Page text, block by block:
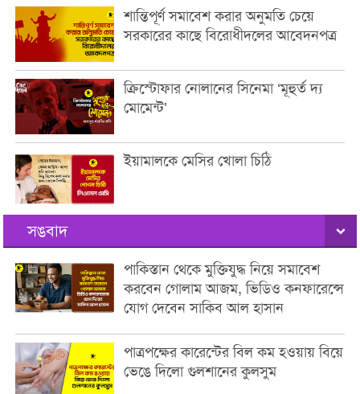
শান্তিপূর্ণ সমাবেশ করার অনুমতি চেয়ে
সরকারের কাছে বিরোধীদলের আবেদনপত্র
ক্রিস্টোফার নোলানের সিনেমা ‘মূহুর্ত দ্য
মোমেন্ট’
ইয়ামালকে মেসির খোলা চিঠি
সঙবাদ
পাকিস্তান থেকে মুক্তিযুদ্ধ নিয়ে সমাবেশ
করবেন গোলাম আজম, ভিডিও কনফারেন্সে
যোগ দেবেন সাকিব আল হাসান
পাত্রপক্ষের কারেন্টের বিল কম হওয়ায় বিয়ে
ভেঙে দিলো গুলশানের কুলসুম